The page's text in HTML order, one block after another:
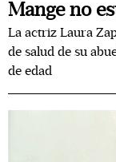
Mange no
La actriz Laura
de salud de su
de edad